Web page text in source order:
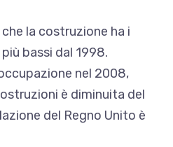
la costruzione ha i
bassi dal 1998.
nel 2008,
è diminuita del
del Regno Unito è